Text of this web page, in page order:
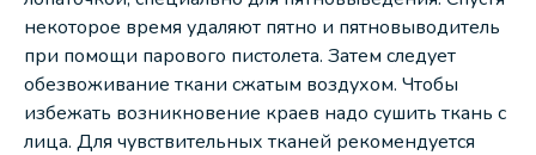
некоторое время удаляют пятно и пятновыводитель
при помощи парового пистолета. Затем следует
обезвоживание ткани сжатым воздухом. Чтобы
избежать возникновение краев надо сушить ткань с
лица. Для чувствительных тканей рекомендуется